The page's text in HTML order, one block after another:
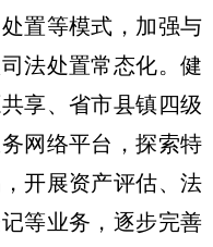
置等模式，加强与
法处置常态化。健
享、省市县镇四级
网络平台，探索特
开展资产评估、法
等业务，逐步完善